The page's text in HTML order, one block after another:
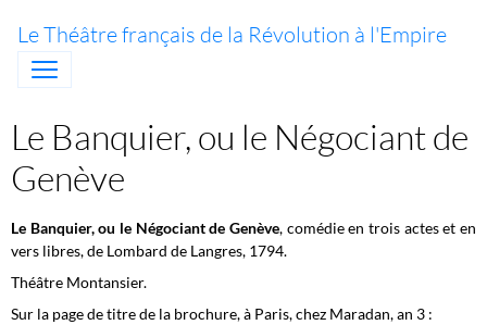
Le Théâtre français de la Révolution à l'Empire
Le Banquier, ou le Négociant de
Genève
Le Banquier, ou le Négociant de Genève, comédie en trois actes et en
vers libres, de Lombard de Langres, 1794.
Théâtre Montansier.
Sur la page de titre de la brochure, à Paris, chez Maradan, an 3 :